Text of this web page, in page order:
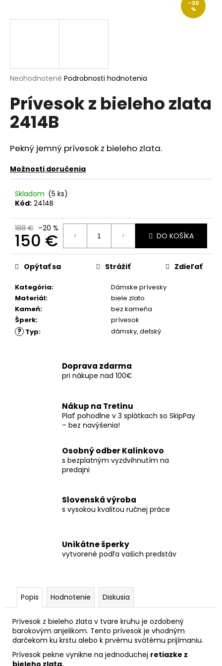
Priemerné
produktu
je
0,0
z
hviezdičiek.
Neohodnotené Podrobnosti hodnotenia
Prívesok z bieleho zlata
2414B
Pekný jemný prívesok z bieleho zlata.
Možnosti doručenia
Skladom (5 ks)
Kód: 2414B
188 € –20 %
150 €
Jednotková
cena:
DO KOŠÍKA
Kategória:
Dámske prívesky
Materiál:
biele zlato
Kameň:
bez kameňa
Šperk: prívesok
? Typ: dámsky, detský
Opýtať sa Strážiť Zdieľať
–20
%
Doprava zdarma
pri nákupe nad 100€
Nákup na Tretinu
Plať pohodlne v 3 splátkach so SkipPay
– bez navýšenia!
Osobný odber Kalinkovo
s bezplatným vyzdvihnutím na
predajni
Slovenská výroba
s vysokou kvalitou ručnej práce
Unikátne šperky
vytvorené podľa vašich predstáv
Popis Hodnotenie Diskusia
Prívesok z bieleho zlata v tvare kruhu je ozdobený
barokovým anjelikom. Tento prívesok je vhodným
darčekom ku krstu alebo k prvému svätému prijímaniu.
Prívesok pekne vynikne na jednoduchej retiazke z
bieleho zlata.
j
?
d
p
o
č
a
m
e